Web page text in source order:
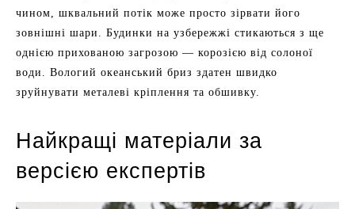
чином, шквальний потік може просто зірвати його
зовнішні шари. Будинки на узбережжі стикаються з ще
однією прихованою загрозою — корозією від солоної
води. Вологий океанський бриз здатен швидко
зруйнувати металеві кріплення та обшивку.
Найкращі матеріали за
версією експертів